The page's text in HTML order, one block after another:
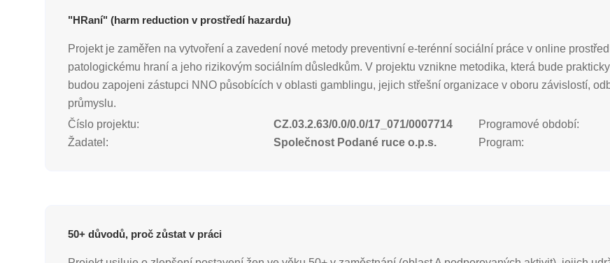
"HRaní" (harm reduction v prostředí hazardu)
Projekt je zaměřen na vytvoření a zavedení nové metody preventivní e-terénní sociální práce v online
patologickému hraní a jeho rizikovým sociálním důsledkům. V projektu vznikne metodika, která bude
budou zapojeni zástupci NNO působících v oblasti gamblingu, jejich střešní organizace v oboru závislostí,
průmyslu.
Číslo projektu:
CZ.03.2.63/0.0/0.0/17_071/0007714
Žadatel:
Společnost Podané ruce o.p.s.
Programové období:
Program:
50+ důvodů, proč zůstat v práci